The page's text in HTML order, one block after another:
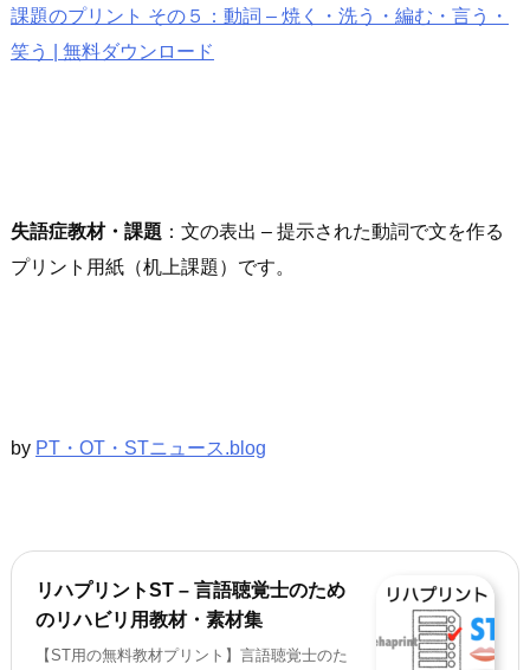
課題のプリント その５：動詞 – 焼く・洗う・編む・言う・
笑う | 無料ダウンロード
失語症教材・課題 ：文の表出 – 提示された動詞で文を作る
プリント用紙（机上課題）です。
by PT・OT・STニュース.blog
リハプリントST – 言語聴覚士のため
のリハビリ用教材・素材集
【ST用の無料教材プリント】言語聴覚士のた